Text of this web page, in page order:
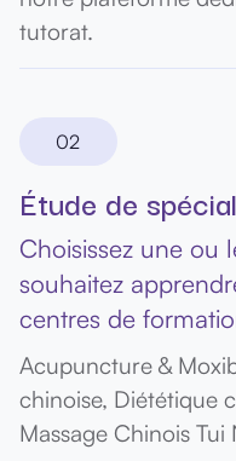
tutorat.
02
Étude de
Choisissez une ou
souhaitez
centres de
Acupuncture &
chinoise, Diététique
Massage Chinois Tui